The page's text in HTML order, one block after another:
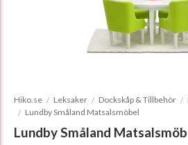
Hiko.se Leksaker Dockskåp & Tillbehör
Lundby Småland Matsalsmöbel
Lundby Småland